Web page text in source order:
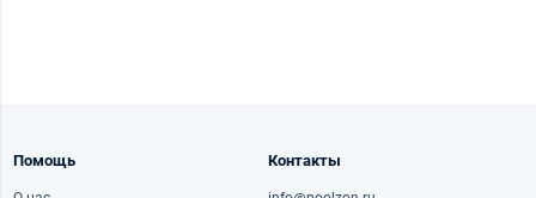
Помощь Контакты